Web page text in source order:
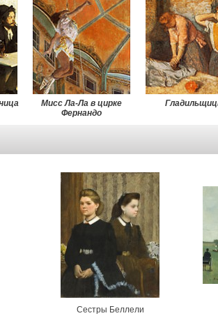
Мисс Ла-Ла в цирке
Фернандо
Сестры Беллели